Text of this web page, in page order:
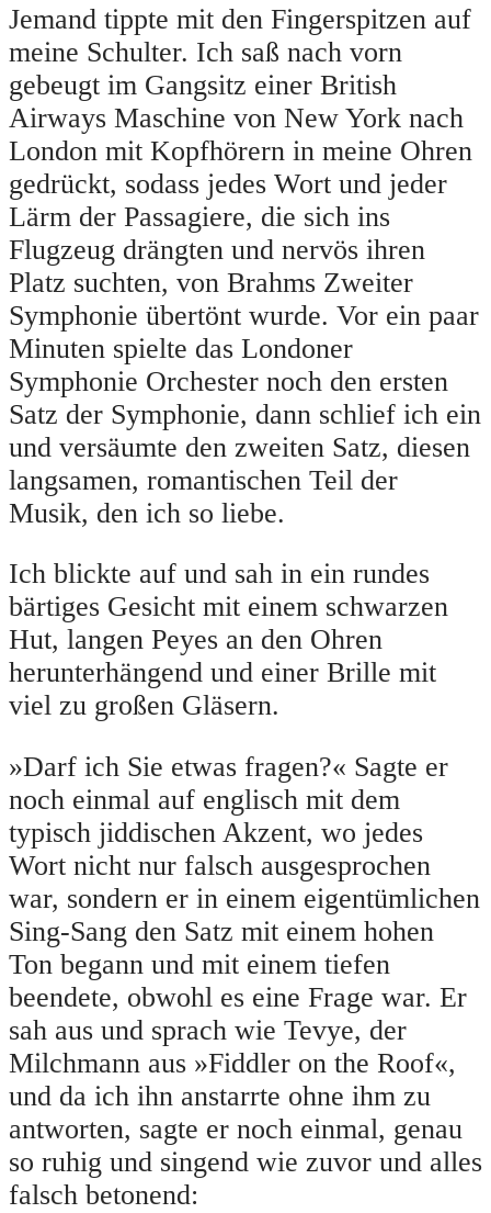
Jemand tippte mit den Fingerspitzen auf
meine Schulter. Ich saß nach vorn
gebeugt im Gangsitz einer British
Airways Maschine von New York nach
London mit Kopfhörern in meine Ohren
gedrückt, sodass jedes Wort und jeder
Lärm der Passagiere, die sich ins
Flugzeug drängten und nervös ihren
Platz suchten, von Brahms Zweiter
Symphonie übertönt wurde. Vor ein paar
Minuten spielte das Londoner
Symphonie Orchester noch den ersten
Satz der Symphonie, dann schlief ich ein
und versäumte den zweiten Satz, diesen
langsamen, romantischen Teil der
Musik, den ich so liebe.
Ich blickte auf und sah in ein rundes
bärtiges Gesicht mit einem schwarzen
Hut, langen Peyes an den Ohren
herunterhängend und einer Brille mit
viel zu großen Gläsern.
»Darf ich Sie etwas fragen?« Sagte er
noch einmal auf englisch mit dem
typisch jiddischen Akzent, wo jedes
Wort nicht nur falsch ausgesprochen
war, sondern er in einem eigentümlichen
Sing-Sang den Satz mit einem hohen
Ton begann und mit einem tiefen
beendete, obwohl es eine Frage war. Er
sah aus und sprach wie Tevye, der
Milchmann aus »Fiddler on the Roof«,
und da ich ihn anstarrte ohne ihm zu
antworten, sagte er noch einmal, genau
so ruhig und singend wie zuvor und alles
falsch betonend: